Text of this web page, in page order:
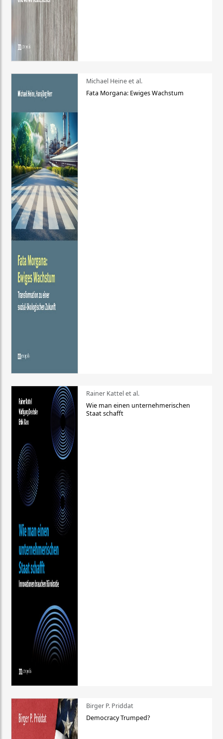
Michael Heine et al.
Fata Morgana: Ewiges Wachstum
Rainer Kattel et al.
Wie man einen unternehmerischen
Staat schafft
Birger P. Priddat
Democracy Trumped?